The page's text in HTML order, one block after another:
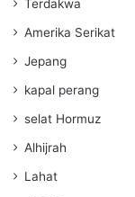
Terdakwa
Amerika Serikat
Jepang
kapal perang
selat Hormuz
Alhijrah
Lahat